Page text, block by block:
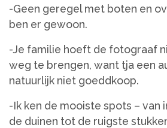
-Geen geregel met boten en
ben er gewoon.
-Je familie hoeft de fotograaf
weg te brengen, want tja een
natuurlijk niet goeddkoop.
-Ik ken de mooiste spots – van
de duinen tot de ruigste